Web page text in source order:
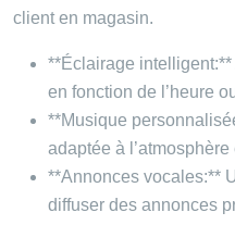
client en magasin.
**Éclairage
en fonction de l’heure
**Musique
adaptée à
**Annonces vocales:**
diffuser des annonces